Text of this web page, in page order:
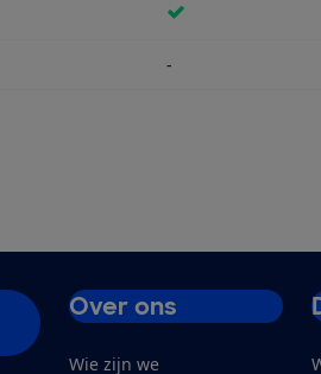
Apple AirPrint
voor Maximum printresolutie
-
Over ons
Wie zijn we